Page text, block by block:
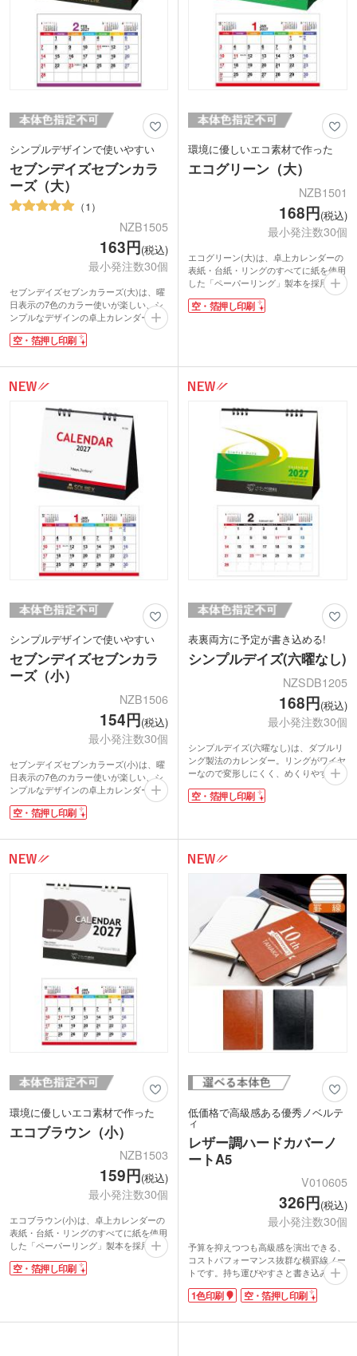
シンプルデザインで使いやすい
セブンデイズセブンカラ
ーズ（大）
1
NZB1505
163円(税込)
最小発注数30個
セブンデイズセブンカラーズ(大)は、曜
日表示の7色のカラー使いが楽しい、シ
ンプルなデザインの卓上カレンダー。あ
きのこない黒を基調に、文字が見やすい
大きめサイズで作りました。毎年定番で
ジは両方使える仕様です。表面は月間ブ
ロックタイプ。裏面は月間横ケイタイ
プ。表裏で予定を使い分ければ、スケジ
ュール管理はバッチリですね!
空・箔押し印刷
環境に優しいエコ素材で作った
エコグリーン（大）
NZB1501
168円(税込)
最小発注数30個
エコグリーン(大)は、卓上カレンダーの
表紙・台紙・リングのすべてに紙を使用
した「ペーパーリング」製本を採用。可
燃ゴミまたは資源ゴミとして扱える、地
球にやさしいエコ製品です。明るいグリ
空・箔押し印刷
シンプルデザインで使いやすい
セブンデイズセブンカラ
ーズ（小）
NZB1506
154円(税込)
最小発注数30個
セブンデイズセブンカラーズ(小)は、曜
日表示の7色のカラー使いが楽しい、シ
ンプルなデザインの卓上カレンダー。あ
きのこない黒を基調に、狭いスペースに
も置ける小さめサイズで作りました。表
ケイタイプ。表裏で予定を使い分けれ
ば、スケジュール管理はバッチリです
ね!
ダーを格安価格で作成可能です。
空・箔押し印刷
表裏両方に予定が書き込める!
シンプルデイズ(六曜なし)
NZSDB1205
168円(税込)
最小発注数30個
シンプルデイズ(六曜なし)は、ダブルリ
ング製法のカレンダー。リングがワイヤ
ーなので変形しにくく、めくりやすいの
が特徴です。六曜表記がないので1マス
を広く取れ、会議やアポイントメントの
番形式の月間ブロックタイプ。裏面は週
記入にピッタリな月間横ケイタイプで
す。表裏で使い分ければ、スケジュール
管理はバッチリ!年末年始の贈答用にお
空・箔押し印刷
環境に優しいエコ素材で作った
エコブラウン（小）
NZB1503
159円(税込)
最小発注数30個
エコブラウン(小)は、卓上カレンダーの
表紙・台紙・リングのすべてに紙を使用
した「ペーパーリング」製本を採用。可
燃ゴミまたは資源ゴミとして扱える、地
球にやさしいエコ製品です。落ち着いた
裏で予定を使い分ければ、スケジュール
空・箔押し印刷
低価格で高級感ある優秀ノベルテ
ィ
レザー調ハードカバーノ
ートA5
V010605
326円(税込)
最小発注数30個
予算を抑えつつも高級感を演出できる、
コストパフォーマンス抜群な横罫線ノー
トです。持ち運びやすさと書き込みスペ
ースの広さを両立した人気のA5サイズ
で、ビジネスバッグにもすっきりと収ま
は立ったままでも筆記できるしっかりと
1色印刷 空・箔押し印刷